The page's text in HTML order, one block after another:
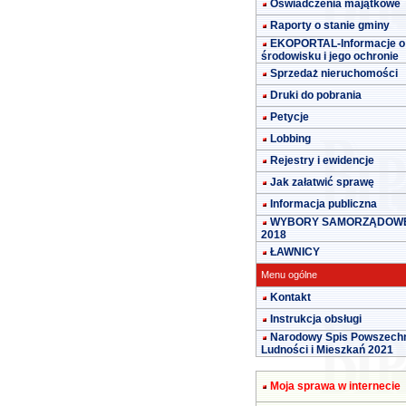
Oświadczenia majątkowe
Raporty o stanie gminy
EKOPORTAL-Informacje o
środowisku i jego ochronie
Sprzedaż nieruchomości
Druki do pobrania
Petycje
Lobbing
Rejestry i ewidencje
Jak załatwić sprawę
Informacja publiczna
WYBORY
2018
ŁAWNICY
Menu ogólne
Kontakt
Instrukcja obsługi
Narodowy Spis
Ludności i Mieszkań 2021
Moja sprawa w internecie